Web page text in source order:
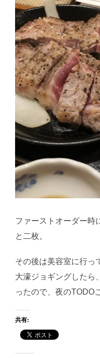
ファーストオーダー時
と二枚。
その後は美容室に行っ
大濠ジョギングしたら
ったので、夜のTODO
共有: